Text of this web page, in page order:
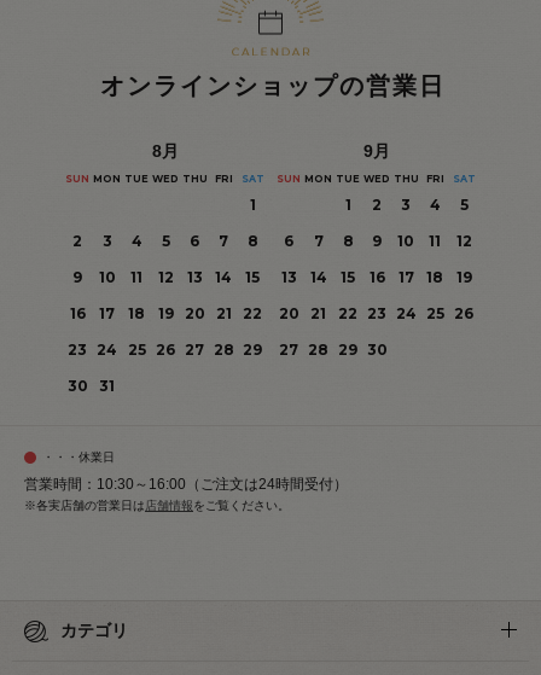
オンラインショップの営業日
8月
SUN MON TUE WED THU FRI SAT
1
2
3 4 5 6 7
8
9
10 11 12 13 14
15
16
17 18 19 20 21
22
23
24 25 26 27 28 29
30
31
9月
SUN MON TUE WED THU FRI SAT
1 2 3 4
5
6
7 8 9 10 11
12
13
14 15 16 17 18
19
20
21 22 23 24 25
26
27 28 29 30
・・・休業日
営業時間：10:30～16:00（ご注文は24時間受付）
※各実店舗の営業日は 店舗情報をご覧ください。
カテゴリ